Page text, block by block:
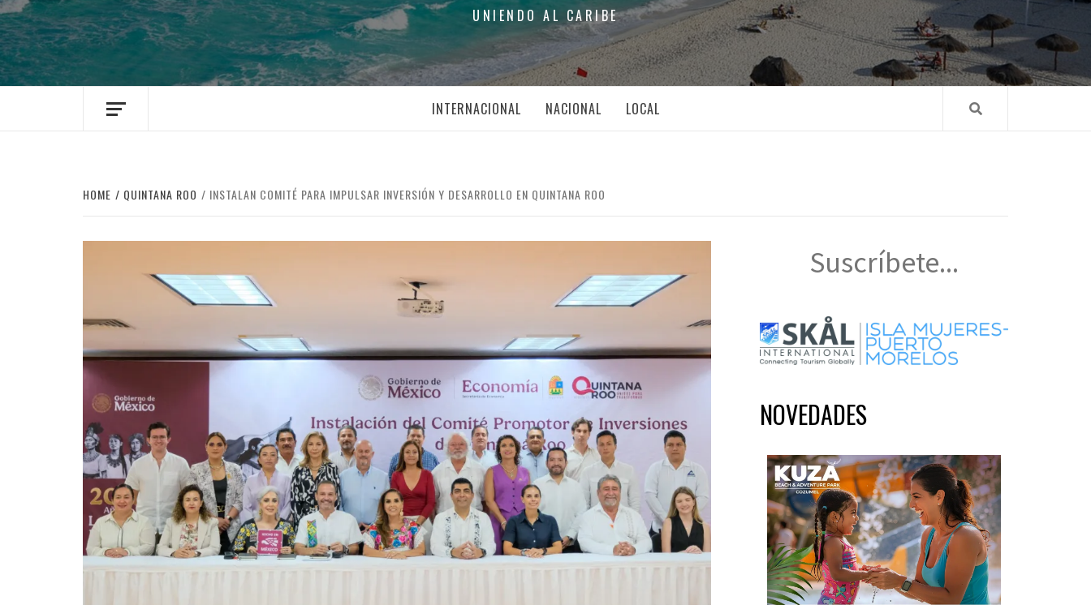
UNIENDO AL CARIBE
INTERNACIONAL NACIONAL LOCAL
HOME QUINTANA ROO INSTALAN COMITÉ PARA IMPULSAR INVERSIÓN Y DESARROLLO EN QUINTANA ROO
Suscríbete...
NOVEDADES